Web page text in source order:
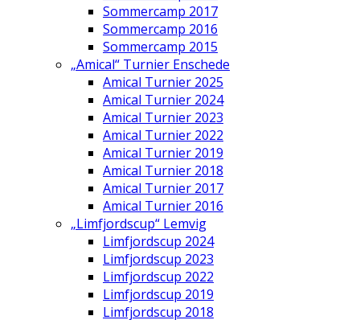
Sommercamp 2017
Sommercamp 2016
Sommercamp 2015
„Amical“ Turnier Enschede
Amical Turnier 2025
Amical Turnier 2024
Amical Turnier 2023
Amical Turnier 2022
Amical Turnier 2019
Amical Turnier 2018
Amical Turnier 2017
Amical Turnier 2016
„Limfjordscup“ Lemvig
Limfjordscup 2024
Limfjordscup 2023
Limfjordscup 2022
Limfjordscup 2019
Limfjordscup 2018